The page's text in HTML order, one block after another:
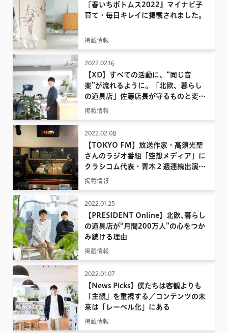
『春いちボトムス2022』マイナビ子
育て・毎日キレイに掲載されました。
掲載情報
2022.02.16
【XD】すべての活動に、“同じ音
楽”が流れるように。「北欧、暮らし
の道具店」佐藤店長が守るものと変え
るもの
掲載情報
2022.02.08
【TOKYO FM】放送作家・高須光聖
さんのラジオ番組「空想メディア」に
クラシコム代表・青木２週連続出演い
たします。
掲載情報
2022.01.25
【PRESIDENT Online】北欧､暮らし
の道具店が“月間200万人”の心をつか
み続ける理由
掲載情報
2022.01.07
【News Picks】僕たちは客観よりも
「主観」を重視する／コンテンツの未
来は「レーベル化」にある
掲載情報